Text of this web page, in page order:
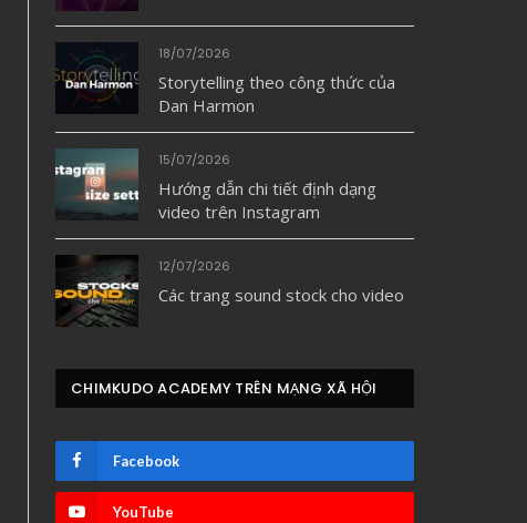
18/07/2026
Storytelling theo công thức của
Dan Harmon
15/07/2026
Hướng dẫn chi tiết định dạng
video trên Instagram
12/07/2026
Các trang sound stock cho video
CHIMKUDO ACADEMY TRÊN MẠNG XÃ HỘI
Facebook
YouTube